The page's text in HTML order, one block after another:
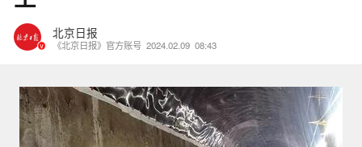
北京日报
《北京日报》官方账号 2024.02.09 08:43